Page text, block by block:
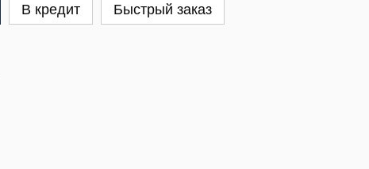
В кредит Быстрый заказ